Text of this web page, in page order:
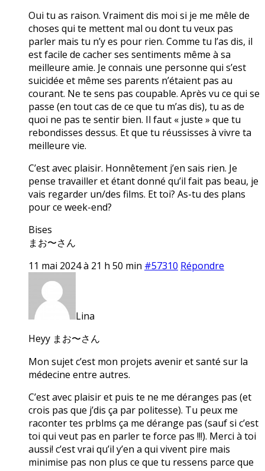
Oui tu as raison. Vraiment dis moi si je me mêle de
choses qui te mettent mal ou dont tu veux pas
parler mais tu n’y es pour rien. Comme tu l’as dis, il
est facile de cacher ses sentiments même à sa
meilleure amie. Je connais une personne qui s’est
suicidée et même ses parents n’étaient pas au
courant. Ne te sens pas coupable. Après vu ce qui se
passe (en tout cas de ce que tu m’as dis), tu as de
quoi ne pas te sentir bien. Il faut « juste » que tu
rebondisses dessus. Et que tu réussisses à vivre ta
meilleure vie.
C’est avec plaisir. Honnêtement j’en sais rien. Je
pense travailler et étant donné qu’il fait pas beau, je
vais regarder un/des films. Et toi? As-tu des plans
pour ce week-end?
Bises
まお〜さん
11 mai 2024 à 21 h 50 min #57310 Répondre
Lina
Heyy まお〜さん
Mon sujet c’est mon projets avenir et santé sur la
médecine entre autres.
C’est avec plaisir et puis te ne me déranges pas (et
crois pas que j’dis ça par politesse). Tu peux me
raconter tes prblms ça me dérange pas (sauf si c’est
toi qui veut pas en parler te force pas !!!). Merci à toi
aussi! c’est vrai qu’il y’en a qui vivent pire mais
minimise pas non plus ce que tu ressens parce que